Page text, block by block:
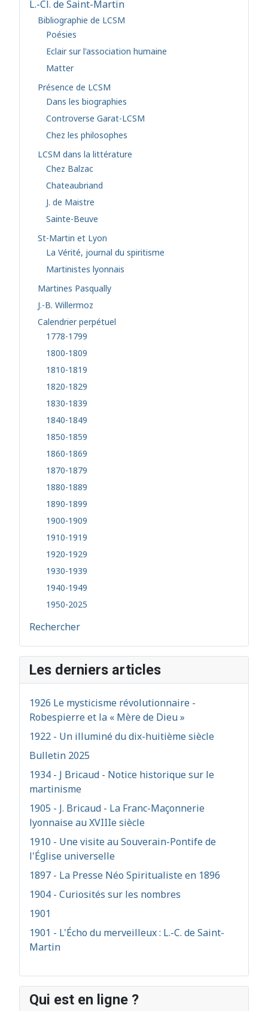
L.-Cl. de Saint-Martin
Bibliographie de LCSM
Poésies
Eclair sur l'association humaine
Matter
Présence de LCSM
Dans les biographies
Controverse Garat-LCSM
Chez les philosophes
LCSM dans la littérature
Chez Balzac
Chateaubriand
J. de Maistre
Sainte-Beuve
St-Martin et Lyon
La Vérité, journal du spiritisme
Martinistes lyonnais
Martines Pasqually
J.-B. Willermoz
Calendrier perpétuel
1778-1799
1800-1809
1810-1819
1820-1829
1830-1839
1840-1849
1850-1859
1860-1869
1870-1879
1880-1889
1890-1899
1900-1909
1910-1919
1920-1929
1930-1939
1940-1949
1950-2025
Rechercher
Les derniers articles
1926 Le mysticisme révolutionnaire -
Robespierre et la « Mère de Dieu »
1922 - Un illuminé du dix-huitième siècle
Bulletin 2025
1934 - J Bricaud - Notice historique sur le
martinisme
1905 - J. Bricaud - La Franc-Maçonnerie
lyonnaise au XVIIIe siècle
1910 - Une visite au Souverain-Pontife de
l'Église universelle
1897 - La Presse Néo Spiritualiste en 1896
1904 - Curiosités sur les nombres
1901
1901 - L'Écho du merveilleux : L.-C. de Saint-
Martin
Qui est en ligne ?